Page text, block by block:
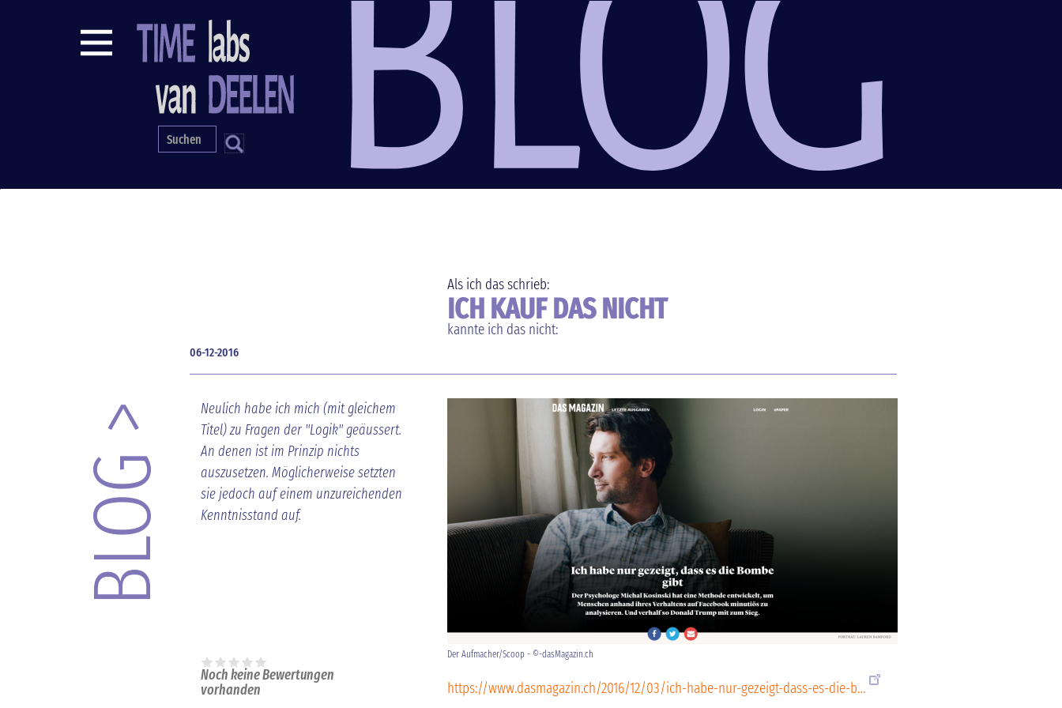
S
BLOG >
Als ich das schrieb:
ICH KAUF DAS NICHT
kannte ich das nicht:
06-12-2016
Neulich habe ich mich (mit gleichem
Titel) zu Fragen der "Logik" geäussert.
An denen ist im Prinzip nichts
auszusetzen. Möglicherweise setzten
sie jedoch auf einem unzureichenden
Kenntnisstand auf.
Der Aufmacher/Scoop - ©-dasMagazin.ch
Noch keine Bewertungen
vorhanden
https://www.dasmagazin.ch/2016/12/03/ich-habe-nur-gezeigt-dass-es-die-b…